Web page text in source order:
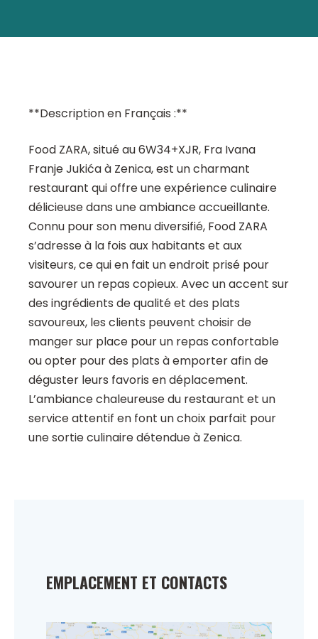
**Description en Français :**
Food ZARA, situé au 6W34+XJR, Fra Ivana
Franje Jukića à Zenica, est un charmant
restaurant qui offre une expérience culinaire
délicieuse dans une ambiance accueillante.
Connu pour son menu diversifié, Food ZARA
s’adresse à la fois aux habitants et aux
visiteurs, ce qui en fait un endroit prisé pour
savourer un repas copieux. Avec un accent sur
des ingrédients de qualité et des plats
savoureux, les clients peuvent choisir de
manger sur place pour un repas confortable
ou opter pour des plats à emporter afin de
déguster leurs favoris en déplacement.
L’ambiance chaleureuse du restaurant et un
service attentif en font un choix parfait pour
une sortie culinaire détendue à Zenica.
EMPLACEMENT ET CONTACTS